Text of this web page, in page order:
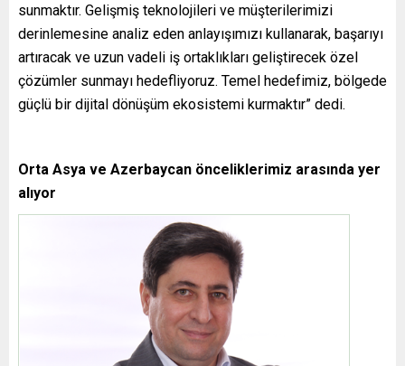
sunmaktır. Gelişmiş teknolojileri ve müşterilerimizi
derinlemesine analiz eden anlayışımızı kullanarak, başarıyı
artıracak ve uzun vadeli iş ortaklıkları geliştirecek özel
çözümler sunmayı hedefliyoruz. Temel hedefimiz, bölgede
güçlü bir dijital dönüşüm ekosistemi kurmaktır” dedi.
Orta Asya ve Azerbaycan önceliklerimiz arasında yer
alıyor